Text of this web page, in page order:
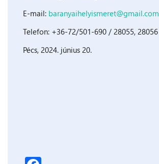
E-mail: baranyaihelyismeret@gmail.com
Telefon: +36-72/501-690 / 28055, 28056
Pécs, 2024. június 20.